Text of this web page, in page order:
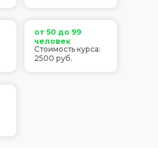
от 50 до 99
человек
Стоимость курса:
2500 руб.